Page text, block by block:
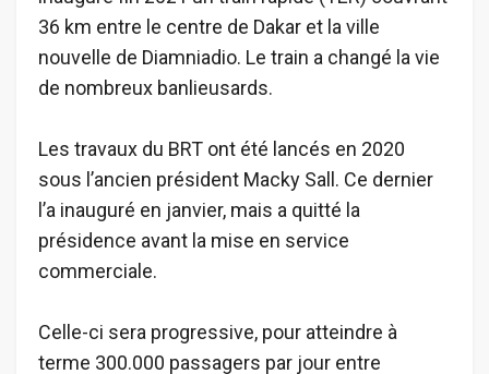
36 km entre le centre de Dakar et la ville
nouvelle de Diamniadio. Le train a changé la vie
de nombreux banlieusards.
Les travaux du BRT ont été lancés en 2020
sous l’ancien président Macky Sall. Ce dernier
l’a inauguré en janvier, mais a quitté la
présidence avant la mise en service
commerciale.
Celle-ci sera progressive, pour atteindre à
terme 300.000 passagers par jour entre